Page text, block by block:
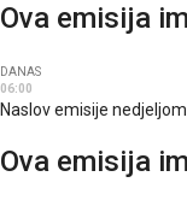
Ova emisija
DANAS
06:00
Naslov emisije nedjeljom
Ova emisija